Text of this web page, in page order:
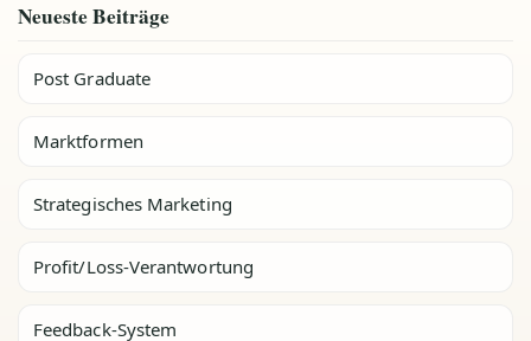
Neueste Beiträge
Post Graduate
Marktformen
Strategisches Marketing
Profit/Loss-Verantwortung
Feedback-System